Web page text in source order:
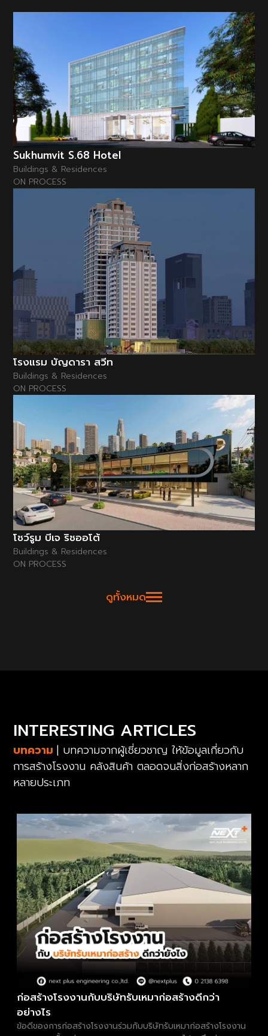
Sukhumvit S.68 Hotel
Buildings & Residences
ON PROCESS
โรงแรม บัญดารา สวีท
Buildings & Residences
ON PROCESS
โชว์รูม บีเจ ริชออโต้
Buildings & Residences
ON PROCESS
ดูทั้งหมด
INTERESTING ARTICLES
บทความ| บทความจากผู้เชี่ยวชาญ ให้ข้อมูลเกี่ยวกับ
การสร้างโรงงาน คลังสินค้า ตลอดจนสิ่งก่อสร้างหลาก
หลายประเภท
ก่อสร้างโรงงานกับบริษัทรับเหมาก่อสร้างดีกว่า
อย่างไร
ข้อดีของการก่อสร้างโรงงานร่วมกับบริษัทรับเหมาก่อสร้างโรงงาน